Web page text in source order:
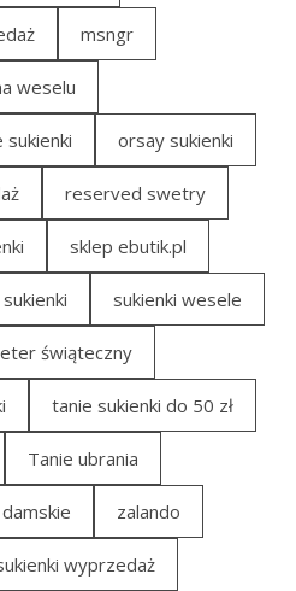
msngr
weselu
sukienki orsay sukienki
reserved swetry
sklep ebutik.pl
sukienki sukienki wesele
świąteczny
tanie sukienki do 50 zł
Tanie ubrania
zalando
wyprzedaż